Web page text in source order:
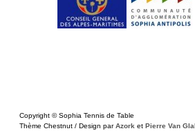
Copyright © Sophia Tennis de Table
Thème Chestnut / Design parAzork et Pierre Van